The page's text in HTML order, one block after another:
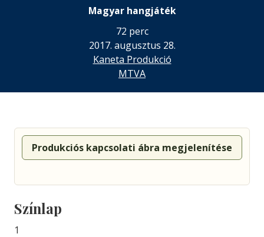
Magyar hangjáték
72 perc
2017. augusztus 28.
Kaneta Produkció
MTVA
Produkciós kapcsolati ábra megjelenítése
Színlap
1